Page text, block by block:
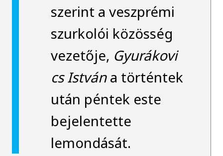
szerint a veszprémi
szurkolói közösség
vezetője, Gyurákovi
cs Istvána történtek
után péntek este
bejelentette
lemondását.